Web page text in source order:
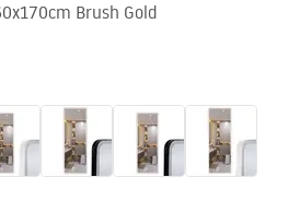
Brush Gold